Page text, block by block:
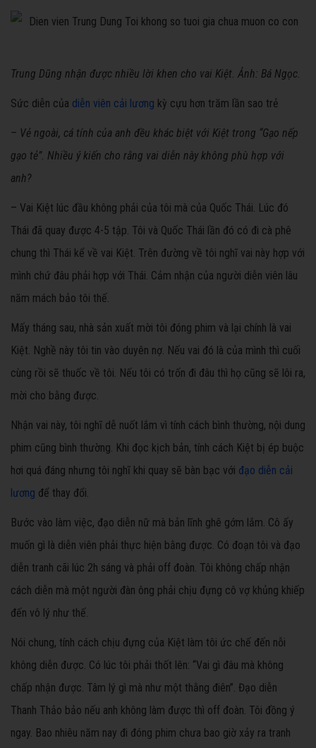
Trung Dũng nhận được nhiều lời khen cho vai Kiệt. Ảnh: Bá Ngọc.
Sức diễn của diễn viên cải lương kỳ cựu hơn trăm lần sao trẻ
– Vẻ ngoài, cá tính của anh đều khác biệt với Kiệt trong “Gạo nếp
gạo tẻ”. Nhiều ý kiến cho rằng vai diễn này không phù hợp với
anh?
– Vai Kiệt lúc đầu không phải của tôi mà của Quốc Thái. Lúc đó
Thái đã quay được 4-5 tập. Tôi và Quốc Thái lần đó có đi cà phê
chung thì Thái kể về vai Kiệt. Trên đường về tôi nghĩ vai này hợp với
mình chứ đâu phải hợp với Thái. Cảm nhận của người diễn viên lâu
năm mách bảo tôi thế.
Mấy tháng sau, nhà sản xuất mời tôi đóng phim và lại chính là vai
Kiệt. Nghề này tôi tin vào duyên nợ. Nếu vai đó là của mình thì cuối
cùng rồi sẽ thuốc về tôi. Nếu tôi có trốn đi đâu thì họ cũng sẽ lôi ra,
mời cho bằng được.
Nhận vai này, tôi nghĩ dễ nuốt lắm vì tính cách bình thường, nội dung
phim cũng bình thường. Khi đọc kịch bản, tính cách Kiệt bị ép buộc
hơi quá đáng nhưng tôi nghĩ khi quay sẽ bàn bạc với đạo diễn cải
lương để thay đổi.
Bước vào làm việc, đạo diễn nữ mà bản lĩnh ghê gớm lắm. Cô ấy
muốn gì là diễn viên phải thực hiện bằng được. Có đoạn tôi và đạo
diễn tranh cãi lúc 2h sáng và phải off đoàn. Tôi không chấp nhận
cách diễn mà một người đàn ông phải chịu đựng cô vợ khủng khiếp
đến vô lý như thế.
Nói chung, tính cách chịu đựng của Kiệt làm tôi ức chế đến nỗi
không diễn được. Có lúc tôi phải thốt lên: “Vai gì đâu mà không
chấp nhận được. Tâm lý gì mà như một thằng điên”. Đạo diễn
Thanh Thảo bảo nếu anh không làm được thì off đoàn. Tôi đồng ý
ngay. Bao nhiêu năm nay đi đóng phim chưa bao giờ xảy ra tranh